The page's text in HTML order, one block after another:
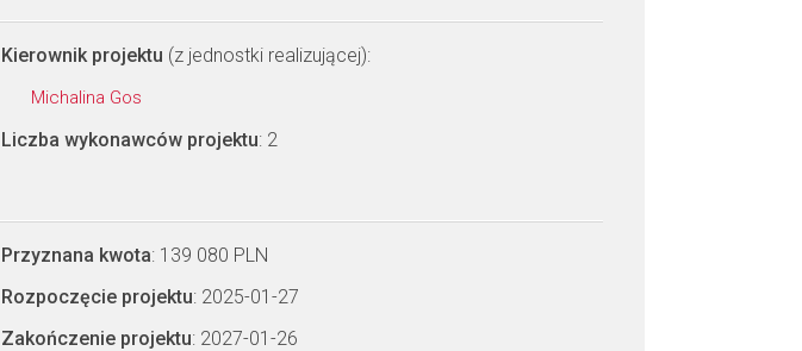
Kierownik projektu (z jednostki realizującej):
Michalina Gos
Liczba wykonawców projektu: 2
Przyznana kwota: 139 080 PLN
Rozpoczęcie projektu: 2025-01-27
Zakończenie projektu: 2027-01-26